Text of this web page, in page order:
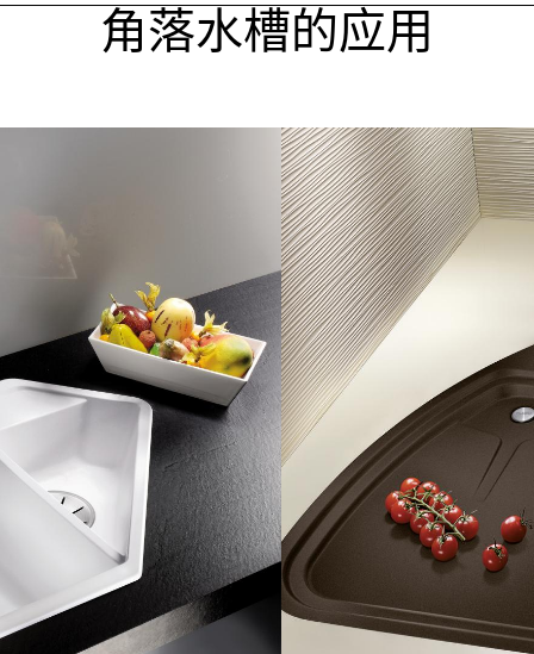
角落水槽的应用